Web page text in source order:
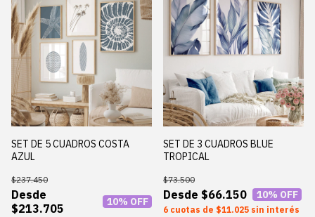
SET DE 5 CUADROS COSTA
AZUL
$213.705
$237.450
10% OFF
SET DE 3 CUADROS BLUE
TROPICAL
$66.150
$73.500
10% OFF
6 $11.025 sin interés